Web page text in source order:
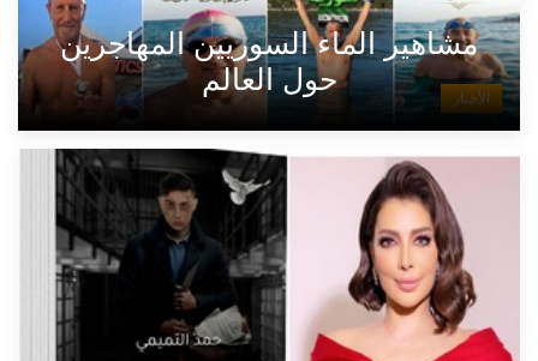
الأخبار
مشاهير الماء السوريين المهاجرين
حول العالم